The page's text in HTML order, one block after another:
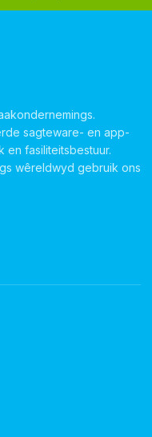
sagteware- en app-
en fasiliteitsbestuur.
wêreldwyd gebruik ons